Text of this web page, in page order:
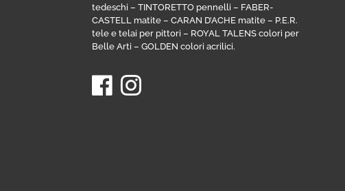
tedeschi –TINTORETTO pennelli – FABER-
CASTELL matite –CARAN D’ACHE matite – P.E.R.
tele e telai per pittori – ROYAL TALENS colori per
Belle Arti –GOLDEN colori acrilici.